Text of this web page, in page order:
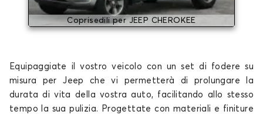
Coprisedili per JEEP CHEROKEE
Equipaggiate il vostro veicolo con un set di fodere su
misura per Jeep che vi permetterà di prolungare la
durata di vita della vostra auto, facilitando allo stesso
tempo la sua pulizia. Progettate con materiali e finiture